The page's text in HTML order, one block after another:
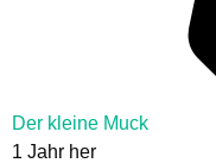
Der kleine Muck
1 Jahr her